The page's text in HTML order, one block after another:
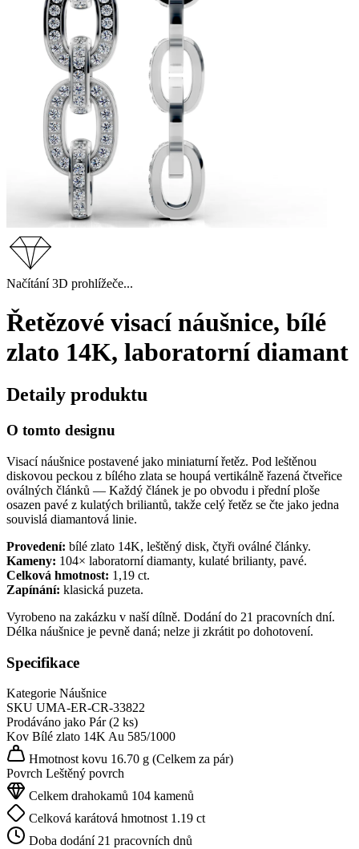
Načítání 3D prohlížeče...
Řetězové visací náušnice, bílé
zlato 14K, laboratorní diamant
Detaily produktu
O tomto designu
Visací náušnice postavené jako miniaturní řetěz. Pod leštěnou
diskovou peckou z bílého zlata se houpá vertikálně řazená čtveřice
oválných článků — Každý článek je po obvodu i přední ploše
osazen pavé z kulatých briliantů, takže celý řetěz se čte jako jedna
souvislá diamantová linie.
Provedení: bílé zlato 14K, leštěný disk, čtyři oválné články.
Kameny: 104× laboratorní diamanty, kulaté brilianty, pavé.
Celková hmotnost: 1,19 ct.
Zapínání: klasická puzeta.
Vyrobeno na zakázku v naší dílně. Dodání do 21 pracovních dní.
Délka náušnice je pevně daná; nelze ji zkrátit po dohotovení.
Specifikace
Kategorie Náušnice
SKU UMA-ER-CR-33822
Prodáváno jako Pár (2 ks)
Kov Bílé zlato 14KAu 585/1000
Hmotnost kovu 16.70 g (Celkem za pár)
Povrch Leštěný povrch
Celkem drahokamů 104 kamenů
Celková karátová hmotnost 1.19 ct
Doba dodání 21 pracovních dnů